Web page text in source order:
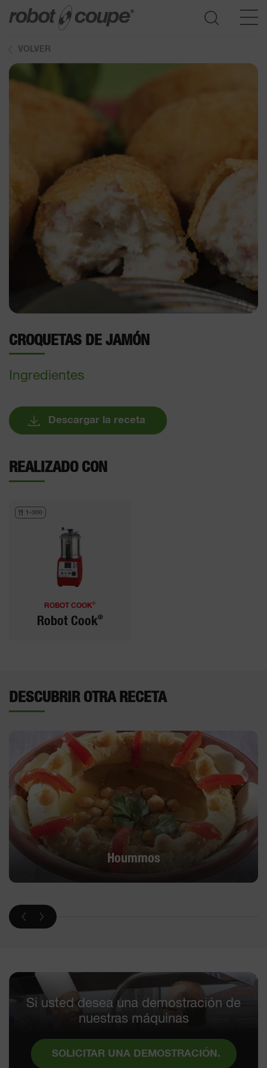
VOLVER
CROQUETAS DE JAMÓN
Ingredientes
Descargar la receta
REALIZADO CON
1-300
ROBOT COOK ®
Robot Cook®
DESCUBRIR OTRA RECETA
Hoummos
Si usted desea una demostración de
nuestras máquinas
SOLICITAR UNA DEMOSTRACIÓN.